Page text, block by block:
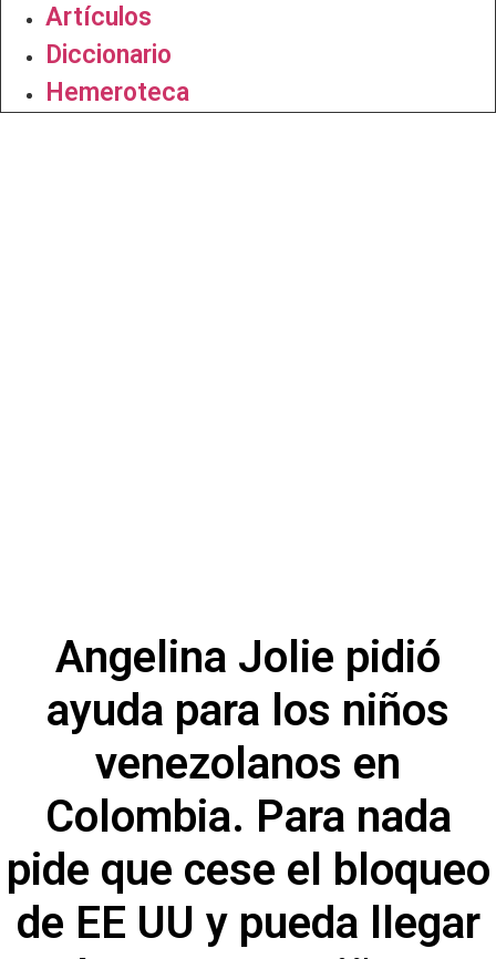
Artículos
Diccionario
Hemeroteca
Angelina Jolie pidió
ayuda para los niños
venezolanos en
Colombia. Para nada
pide que cese el bloqueo
de EE UU y pueda llegar